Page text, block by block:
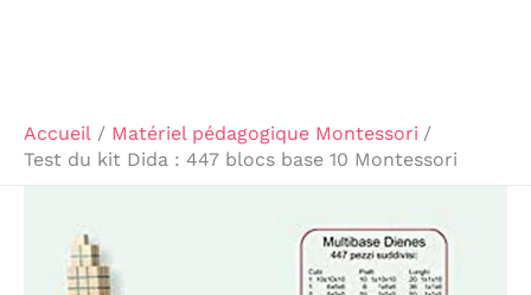
Accueil
Matériel pédagogique Montessori
Test du kit Dida : 447 blocs base 10 Montessori